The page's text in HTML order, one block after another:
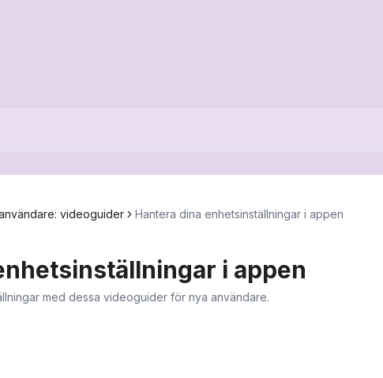
videoguider Hantera dina enhetsinställningar i appen
i appen
med dessa videoguider för nya användare.